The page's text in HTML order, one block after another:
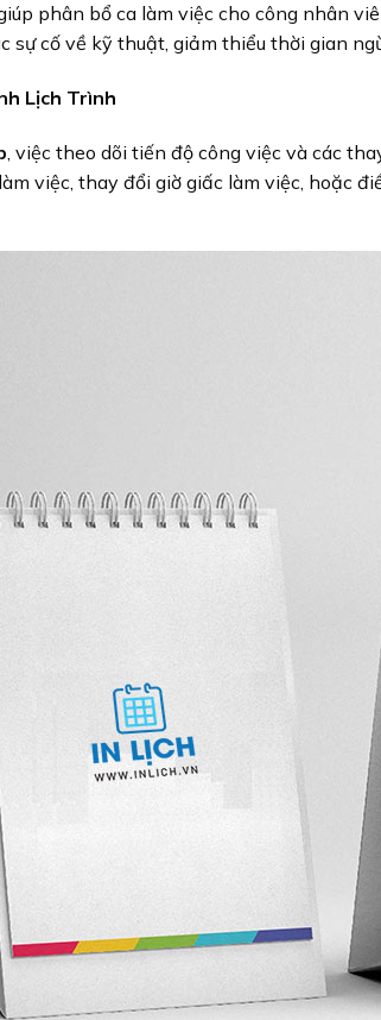
phân bổ ca làm việc cho công nhân
sự cố về kỹ thuật, giảm thiểu thời gian
Lịch Trình
, việc theo dõi tiến độ công việc và các
việc, thay đổi giờ giấc làm việc, hoặc